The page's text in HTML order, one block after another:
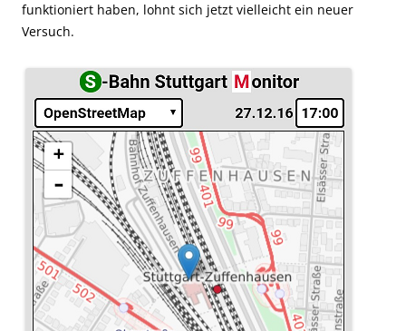
funktioniert haben, lohnt sich jetzt vielleicht ein neuer
Versuch.